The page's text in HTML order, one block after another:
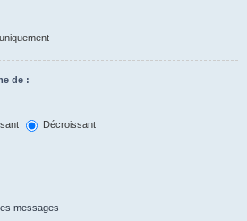
de :
Décroissant
messages